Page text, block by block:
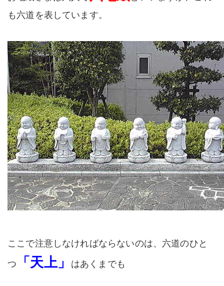
も六道を表しています。
ここで注意しなければならないのは、六道のひと
つ
「天上」 はあくまでも